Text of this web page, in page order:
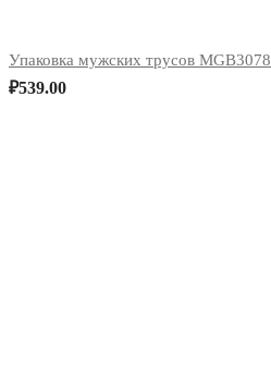
Упаковка мужских трусов MGB3078
₽539.00